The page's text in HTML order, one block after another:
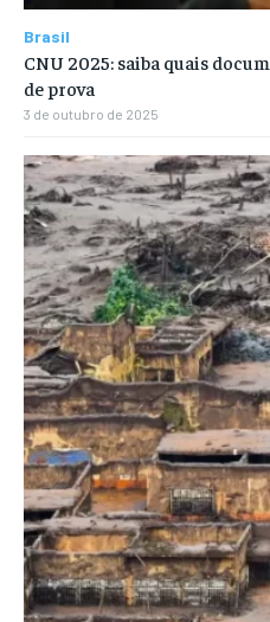
Brasil
CNU 2025: saiba quais
de prova
3 de outubro de 2025